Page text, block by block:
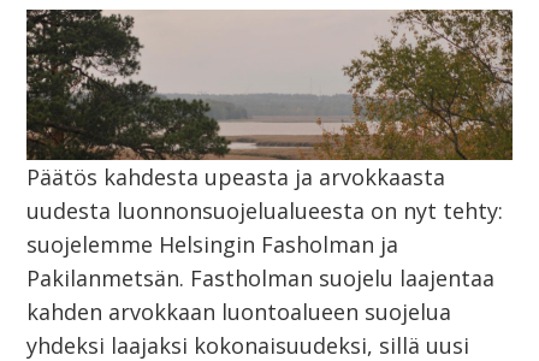
Päätös kahdesta upeasta ja arvokkaasta
uudesta luonnonsuojelualueesta on nyt tehty:
suojelemme Helsingin Fasholman ja
Pakilanmetsän. Fastholman suojelu laajentaa
kahden arvokkaan luontoalueen suojelua
yhdeksi laajaksi kokonaisuudeksi, sillä uusi